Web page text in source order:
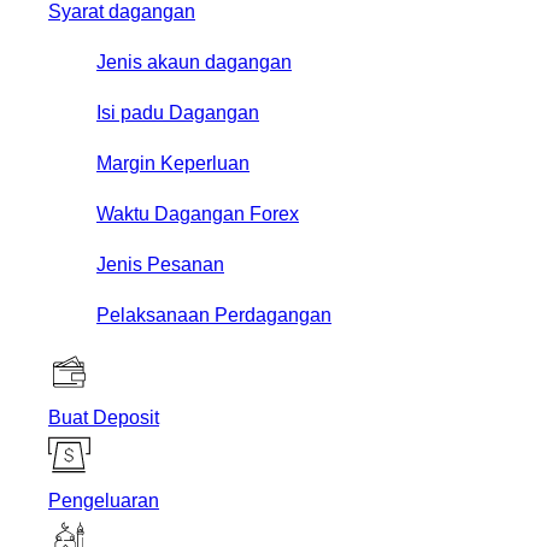
Syarat dagangan
Jenis akaun dagangan
Isi padu Dagangan
Margin Keperluan
Waktu Dagangan Forex
Jenis Pesanan
Pelaksanaan Perdagangan
Buat Deposit
Pengeluaran